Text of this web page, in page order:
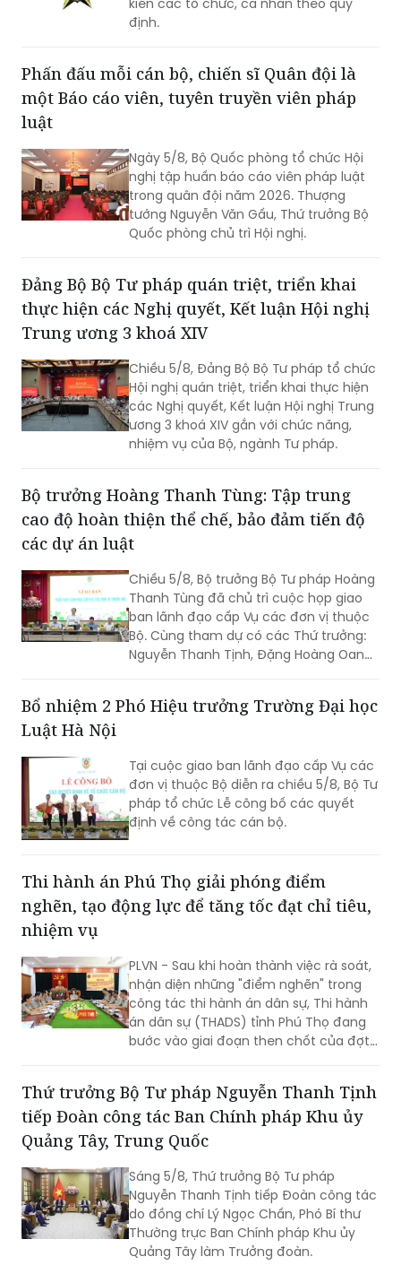
định.
Phấn đấu mỗi cán bộ, chiến sĩ Quân đội là
một Báo cáo viên, tuyên truyền viên pháp
luật
Ngày 5/8, Bộ Quốc phòng tổ chức Hội
nghị tập huấn báo cáo viên pháp luật
trong quân đội năm 2026. Thượng
tướng Nguyễn Văn Gấu, Thứ trưởng Bộ
Quốc phòng chủ trì Hội nghị.
Đảng Bộ Bộ Tư pháp quán triệt, triển khai
thực hiện các Nghị quyết, Kết luận Hội nghị
Trung ương 3 khoá XIV
Chiều 5/8, Đảng Bộ Bộ Tư pháp tổ chức
Hội nghị quán triệt, triển khai thực hiện
các Nghị quyết, Kết luận Hội nghị Trung
ương 3 khoá XIV gắn với chức năng,
nhiệm vụ của Bộ, ngành Tư pháp.
Bộ trưởng Hoàng Thanh Tùng: Tập trung
cao độ hoàn thiện thể chế, bảo đảm tiến độ
các dự án luật
Chiều 5/8, Bộ trưởng Bộ Tư pháp Hoàng
Thanh Tùng đã chủ trì cuộc họp giao
ban lãnh đạo cấp Vụ các đơn vị thuộc
Bộ. Cùng tham dự có các Thứ trưởng:
Nguyễn Thanh Tịnh, Đặng Hoàng Oanh,
Bổ nhiệm 2 Phó Hiệu trưởng Trường Đại học
Luật Hà Nội
Tại cuộc giao ban lãnh đạo cấp Vụ các
đơn vị thuộc Bộ diễn ra chiều 5/8, Bộ Tư
pháp tổ chức Lễ công bố các quyết
định về công tác cán bộ.
Thi hành án Phú Thọ giải phóng điểm
nghẽn, tạo động lực để tăng tốc đạt chỉ tiêu,
nhiệm vụ
PLVN - Sau khi hoàn thành việc rà soát,
nhận diện những "điểm nghẽn" trong
công tác thi hành án dân sự, Thi hành
án dân sự (THADS) tỉnh Phú Thọ đang
bước vào giai đoạn then chốt của đợt
động lực để tăng tốc hoàn thành các
chỉ tiêu, nhiệm vụ năm 2026.
Thứ trưởng Bộ Tư pháp Nguyễn Thanh Tịnh
tiếp Đoàn công tác Ban Chính pháp Khu ủy
Quảng Tây, Trung Quốc
Sáng 5/8, Thứ trưởng Bộ Tư pháp
Nguyễn Thanh Tịnh tiếp Đoàn công tác
do đồng chí Lý Ngọc Chấn, Phó Bí thư
Thường trực Ban Chính pháp Khu ủy
Quảng Tây làm Trưởng đoàn.